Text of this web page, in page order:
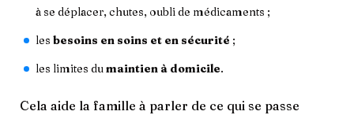
à se déplacer, chutes, oubli de médicaments ;
les besoins en soins et en sécurité ;
les limites dumaintien à domicile.
Cela aide la famille à parler de ce qui se passe